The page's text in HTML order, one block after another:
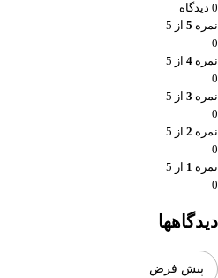
0 دیدگاه
نمره 5 از 5
0
نمره 4 از 5
0
نمره 3 از 5
0
نمره 2 از 5
0
نمره 1 از 5
0
دیدگاهها